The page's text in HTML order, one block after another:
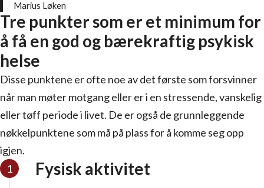
Marius Løken
Tre punkter som er et minimum for
å få en god og bærekraftig psykisk
helse
Disse punktene er ofte noe av det første som forsvinner
når man møter motgang eller er i en stressende, vanskelig
eller tøff periode i livet. De er også de grunnleggende
nøkkelpunktene som må på plass for å komme seg opp
igjen.
Fysisk aktivitet